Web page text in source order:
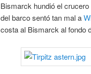
Bismarck hundió el
del barco sentó tan mal a
costa al Bismarck al fondo